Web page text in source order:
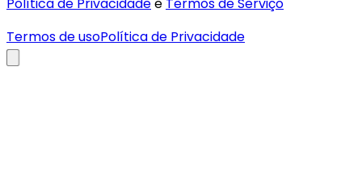
Política de Privacidadee Termos de Serviço
Termos de usoPolítica de Privacidade